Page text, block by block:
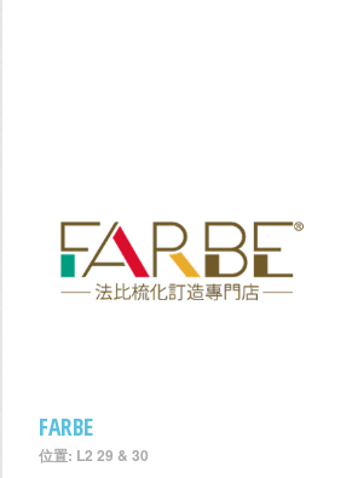
FARBE
位置: L2 29 & 30